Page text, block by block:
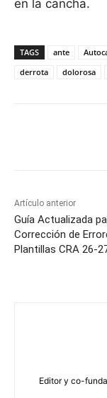
en la cancha.
TAGS ante
derrota
dolorosa
Artículo anterior
Guía Actualizada
Corrección de
Plantillas CRA 26-
Editor y co-